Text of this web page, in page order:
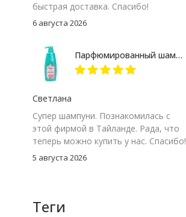
быстрая доставка. Спасибо!
6 августа 2026
Парфюмированный шампунь "Корейская роза" Rejoice 370 мл
Светлана
Супер шампуни. Познакомилась с
этой фирмой в Тайланде. Рада, что
теперь можно купить у нас. Спасибо!
5 августа 2026
Теги